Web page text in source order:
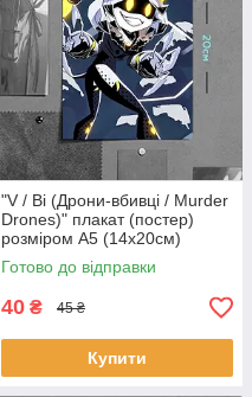
"V / Ві (Дрони-вбивці / Murder
Drones)" плакат (постер)
розміром А5 (14х20см)
Готово до відправки
40 ₴ 45 ₴
Купити